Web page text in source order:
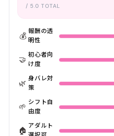
/ 5.0 TOTAL
💰 報酬の透
明性
🤝 初心者向
け度
🌿 身バレ対
策
🌱 シフト自
由度
🏠 アダルト